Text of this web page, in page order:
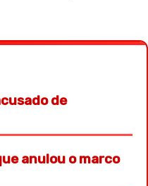
de
anulou o marco